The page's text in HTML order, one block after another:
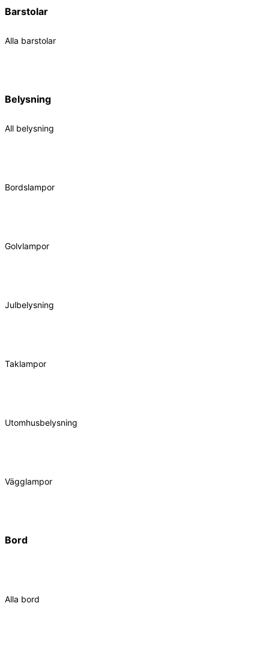
Barstolar
Alla barstolar
Belysning
All belysning
Bordslampor
Golvlampor
Julbelysning
Taklampor
Utomhusbelysning
Vägglampor
Bord
Alla bord